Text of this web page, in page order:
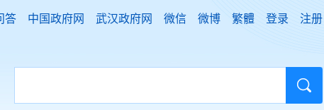
答 中国政府网 武汉政府网 微信 微博 繁體 登录 注册